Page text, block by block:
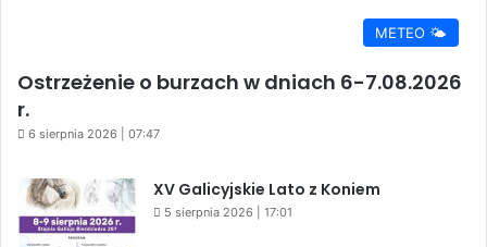
METEO 🌤️
Ostrzeżenie o burzach w dniach 6-7.08.2026
r.
6 sierpnia 2026 | 07:47
XV Galicyjskie Lato z Koniem
5 sierpnia 2026 | 17:01